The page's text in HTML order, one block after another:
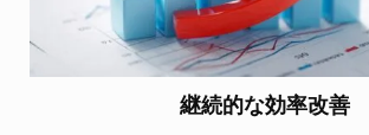
継続的な効率改善